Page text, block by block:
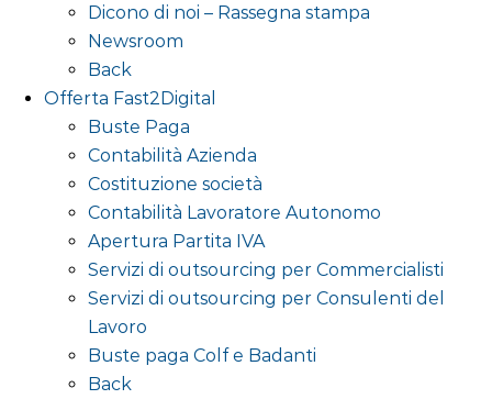
Dicono di noi – Rassegna stampa
Newsroom
Back
Offerta Fast2Digital
Buste Paga
Contabilità Azienda
Costituzione società
Contabilità Lavoratore Autonomo
Apertura Partita IVA
Servizi di outsourcing per Commercialisti
Servizi di outsourcing per Consulenti del
Lavoro
Buste paga Colf e Badanti
Back